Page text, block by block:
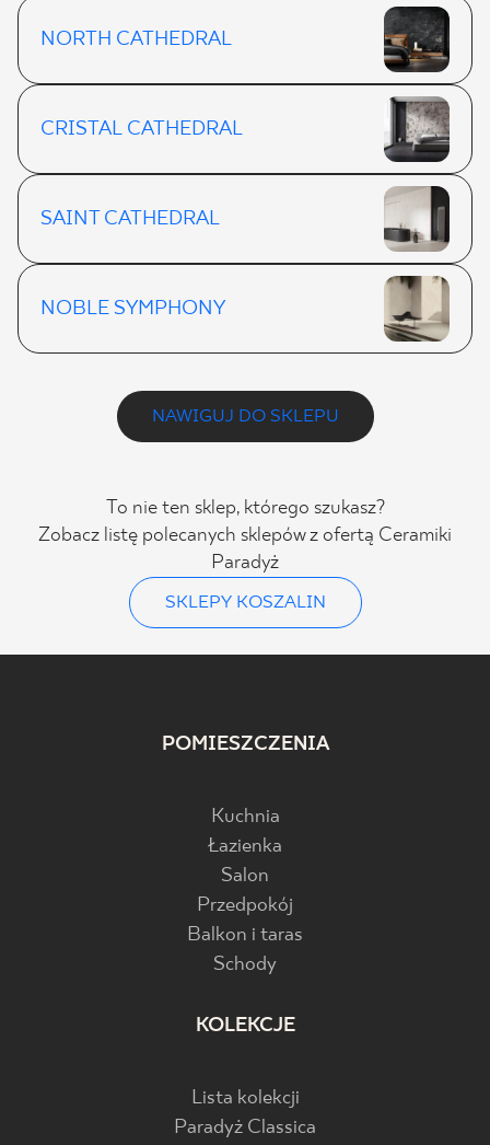
NORTH CATHEDRAL
CRISTAL CATHEDRAL
SAINT CATHEDRAL
NOBLE SYMPHONY
NAWIGUJ DO SKLEPU
To nie ten sklep, którego szukasz?
Zobacz listę polecanych sklepów z ofertą Ceramiki
Paradyż
SKLEPY KOSZALIN
POMIESZCZENIA
Kuchnia
Łazienka
Salon
Przedpokój
Balkon i taras
Schody
KOLEKCJE
Lista kolekcji
Paradyż Classica